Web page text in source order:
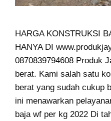
HARGA KONSTRUKSI
HANYA DI
0870839794608 Produk
berat. Kami salah satu
berat yang sudah cukup
ini menawarkan
baja wf per kg 2022 Di